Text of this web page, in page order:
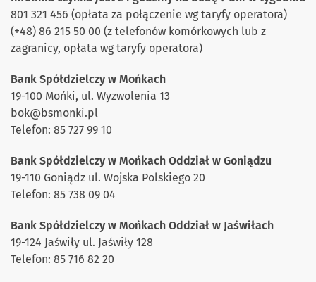
801 321 456 (opłata za połączenie wg taryfy operatora)
(+48) 86 215 50 00 (z telefonów komórkowych lub z
zagranicy, opłata wg taryfy operatora)
Bank Spółdzielczy w Mońkach
19-100 Mońki, ul. Wyzwolenia 13
bok@bsmonki.pl
Telefon: 85 727 99 10
Bank Spółdzielczy w Mońkach Oddział w Goniądzu
19-110 Goniądz ul. Wojska Polskiego 20
Telefon: 85 738 09 04
Bank Spółdzielczy w Mońkach Oddział w Jaświłach
19-124 Jaświły ul. Jaświły 128
Telefon: 85 716 82 20